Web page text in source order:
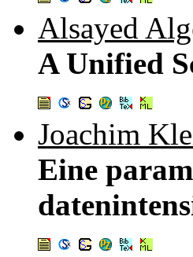
Alsayed
A Unified
Joachim
Eine